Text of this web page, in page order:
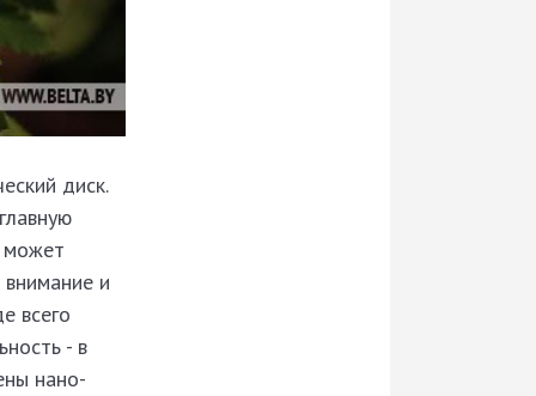
диск.
может
и
всего
- в
нано-